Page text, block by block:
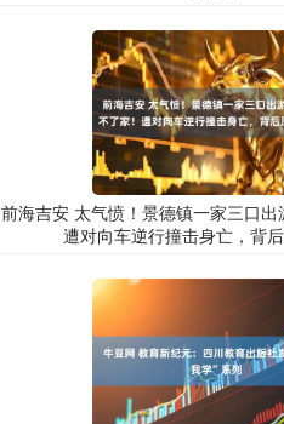
前海吉安 太气愤！景德镇一家三口出
遭对向车逆行撞击身亡，背